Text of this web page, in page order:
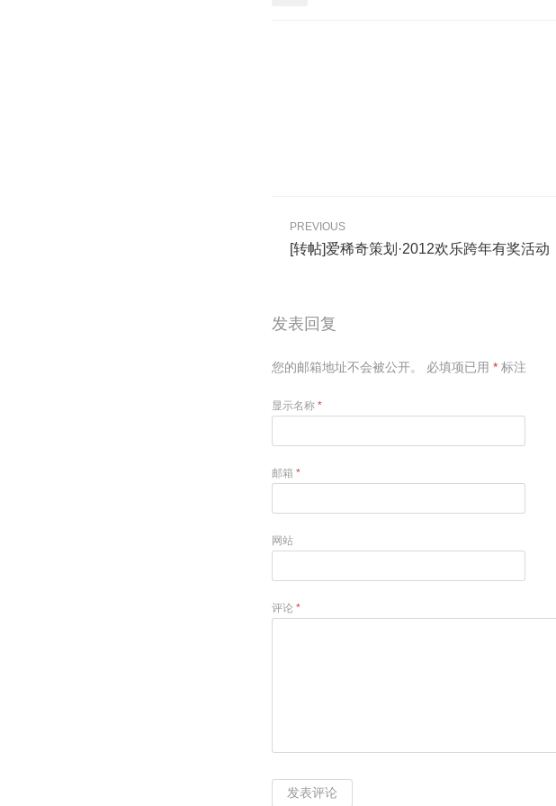
PREVIOUS
[转帖]爱稀奇策划·2012欢乐跨年有奖活动
发表回复
您的邮箱地址不会被公开。 必填项已用 * 标注
显示名称 *
邮箱 *
网站
评论 *